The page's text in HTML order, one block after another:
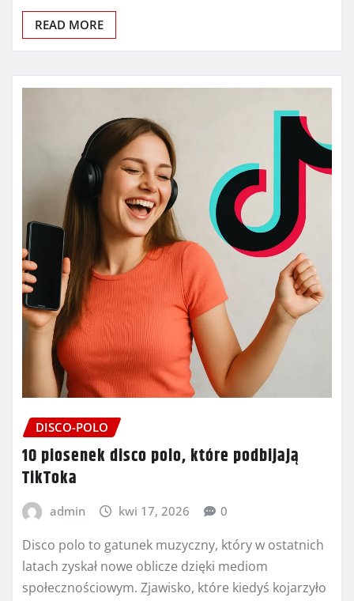
READ MORE
DISCO-POLO
10 piosenek disco polo, które podbijają
TikToka
admin kwi 17, 2026 0
Disco polo to gatunek muzyczny, który w ostatnich
latach zyskał nowe oblicze dzięki mediom
społecznościowym. Zjawisko, które kiedyś kojarzyło